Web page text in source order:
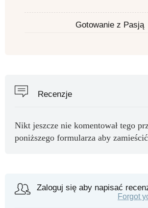
Gotowanie z Pasją
Recenzje
Nikt jeszcze nie komentował tego
poniższego formularza aby
Zaloguj się aby napisać
Forgot